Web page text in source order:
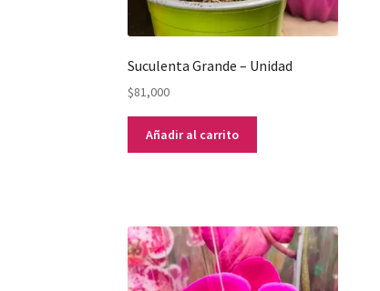
Suculenta Grande – Unidad
$81,000
Añadir al carrito